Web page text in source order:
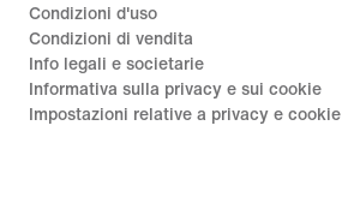
Condizioni d'uso
Condizioni di vendita
Info legali e societarie
Informativa sulla privacy e sui cookie
Impostazioni relative a privacy e cookie